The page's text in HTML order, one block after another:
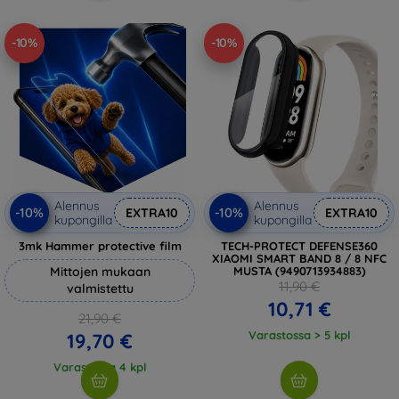
-10%
-10%
Alennus
kupongilla
EXTRA10
3mk Hammer protective film
Mittojen mukaan
valmistettu
21,90 €
19,70 €
Varastossa 4 kpl
-10%
-10%
Alennus
kupongilla
EXTRA10
TECH-PROTECT DEFENSE360
XIAOMI SMART BAND 8 / 8 NFC
MUSTA (9490713934883)
11,90 €
10,71 €
Varastossa > 5 kpl